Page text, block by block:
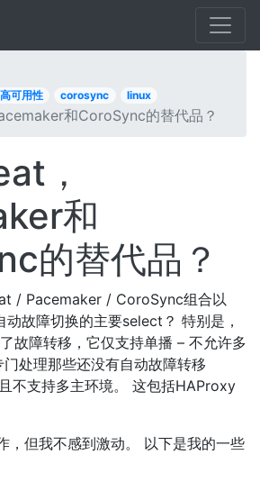
高可用性 corosync linux
和CoroSync的替代品？
，
和
的替代品？
/ Pacemaker / CoroSync组合以
故障切换的主要select？ 特别是，
故障转移，它仅支持单播 – 不允许多
处理那些还没有自动故障转移
不支持多主环境。 这包括HAProxy
，但我不感到激动。 以下是我的一些